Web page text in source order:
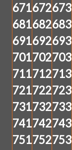
671672673
681682683
691692693
701702703
711712713
721722723
731732733
741742743
751752753